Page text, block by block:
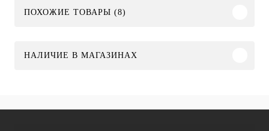
ПОХОЖИЕ ТОВАРЫ (8)
НАЛИЧИЕ В МАГАЗИНАХ